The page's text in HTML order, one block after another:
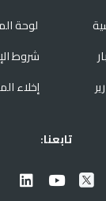
لوحة
شروط
إخلاء
تابعنا: